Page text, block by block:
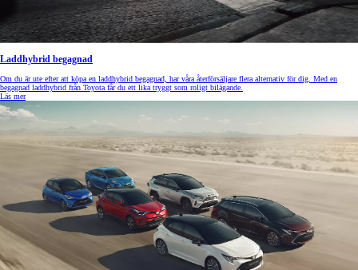
Laddhybrid begagnad
Om du är ute efter att köpa en laddhybrid begagnad, har våra återförsäljare flera alternativ för dig. Med en
begagnad laddhybrid från Toyota får du ett lika tryggt som roligt bilägande.
Läs mer